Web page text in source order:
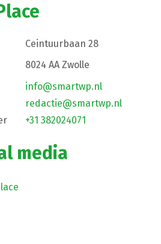
Ceintuurbaan 28
8024 AA Zwolle
info@smartwp.nl
redactie@smartwp.nl
+31 382024071
media